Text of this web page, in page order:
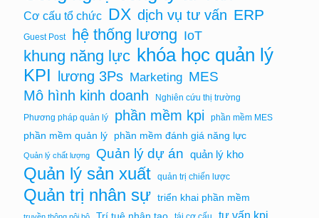
Cơ cấu tổ chức DX dịch vụ tư vấn ERP
Guest Post hệ thống lương IoT
khung năng lực khóa học quản lý
KPI lương 3Ps Marketing MES
Mô hình kinh doanh
Nghiên cứu thị trường
Phương pháp quản lý
phần mềm kpi phần mềm MES
phần mềm quản lý phần mềm đánh giá năng lực
Quản lý chất lượng Quản lý dự án quản lý kho
Quản lý sản xuất quản trị chiến lược
Quản trị nhân sự triển khai phần mềm
tư vấn kpi